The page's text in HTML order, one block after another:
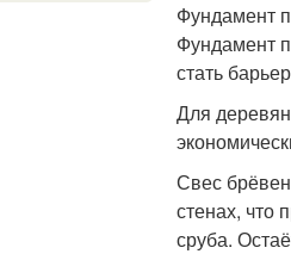
Фундамент
Фундамент
стать
Для
Свес
стенах, что
сруба.